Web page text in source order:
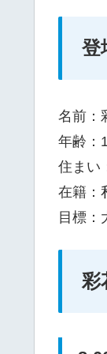
登
名前：
年齢：
住まい
在籍：
目標：
彩